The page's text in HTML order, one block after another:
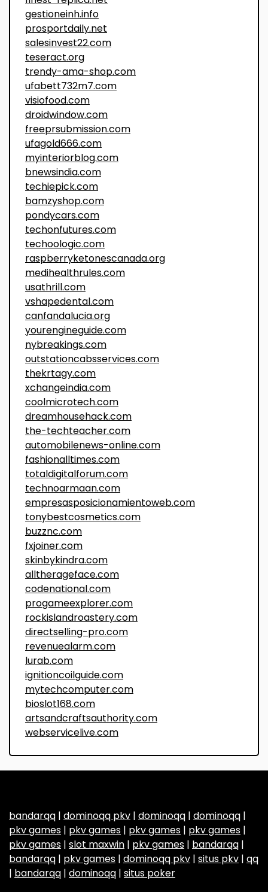
gestioneinh.info
prosportdaily.net
salesinvest22.com
teseract.org
trendy-ama-shop.com
ufabett732m7.com
visiofood.com
droidwindow.com
freeprsubmission.com
ufagold666.com
myinteriorblog.com
bnewsindia.com
techiepick.com
bamzyshop.com
pondycars.com
techonfutures.com
techoologic.com
raspberryketonescanada.org
medihealthrules.com
usathrill.com
vshapedental.com
canfandalucia.org
yourengineguide.com
nybreakings.com
outstationcabsservices.com
thekrtagy.com
xchangeindia.com
coolmicrotech.com
dreamhousehack.com
the-techteacher.com
automobilenews-online.com
fashionalltimes.com
totaldigitalforum.com
technoarmaan.com
empresasposicionamientoweb.com
tonybestcosmetics.com
buzznc.com
fxjoiner.com
skinbykindra.com
alltherageface.com
codenational.com
progameexplorer.com
rockislandroastery.com
directselling-pro.com
revenuealarm.com
lurab.com
ignitioncoilguide.com
mytechcomputer.com
bioslot168.com
artsandcraftsauthority.com
webservicelive.com
bandarqq | dominoqq pkv | dominoqq | dominoqq |
pkv games | pkv games | pkv games | pkv games |
pkv games | slot maxwin | pkv games | bandarqq |
bandarqq | pkv games | dominoqq pkv | situs pkv | qq
| bandarqq | dominoqq | situs poker